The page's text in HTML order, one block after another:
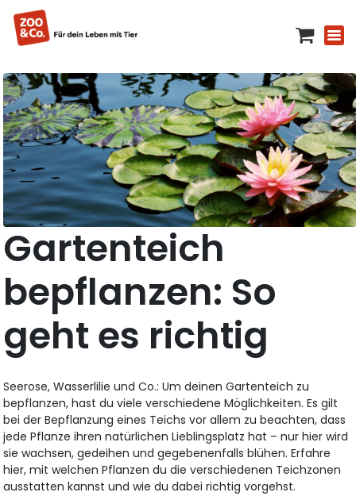
Gartenteich
bepflanzen: So
geht es richtig
Seerose, Wasserlilie und Co.: Um deinen Gartenteich zu
bepflanzen, hast du viele verschiedene Möglichkeiten. Es gilt
bei der Bepflanzung eines Teichs vor allem zu beachten, dass
jede Pflanze ihren natürlichen Lieblingsplatz hat – nur hier wird
sie wachsen, gedeihen und gegebenenfalls blühen. Erfahre
hier, mit welchen Pflanzen du die verschiedenen Teichzonen
ausstatten kannst und wie du dabei richtig vorgehst.